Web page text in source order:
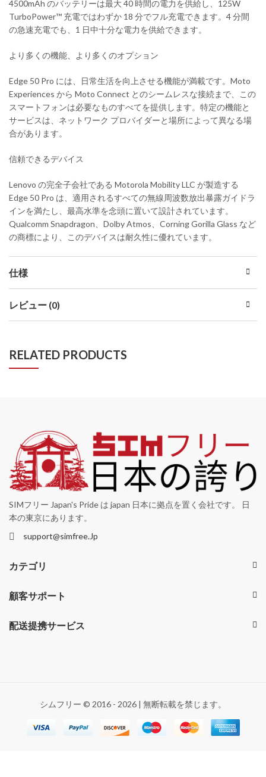
4500mAh のバッテリーは最大 40 時間の電力を供給し、125W
TurboPower™ 充電ではわずか 18 分でフル充電できます。4 分間
の急速充電でも、1 日中十分な電力を供給できます。
より多くの機能、より多くのオプション
Edge 50 Pro には、日常生活を向上させる機能が満載です。Moto
Experiences から Moto Connect とのシームレスな接続まで、この
スマートフォンは必要なものすべてを提供します。特定の機能と
サービスは、ネットワーク プロバイダーと場所によって異なる場
合があります。
信頼できるデバイス
Lenovo の完全子会社である Motorola Mobility LLC が製造する
Edge 50 Pro は、適用されるすべての無線周波数放出暴露ガイドラ
インを満たし、最高水準を念頭に置いて設計されています。
Qualcomm Snapdragon、Dolby Atmos、Corning Gorilla Glass など
の商標により、このデバイスは耐久性に優れています。
仕様
レビュー (0)
RELATED PRODUCTS
SIMフリー Japan's Pride は japan 日本に拠点を置く会社です。 日
本の東京にあります。
support@simfree.Jp
カテゴリ
顧客サポート
配送提携サービス
シムフリー © 2016 - 2026 | 無断転載を禁じます。